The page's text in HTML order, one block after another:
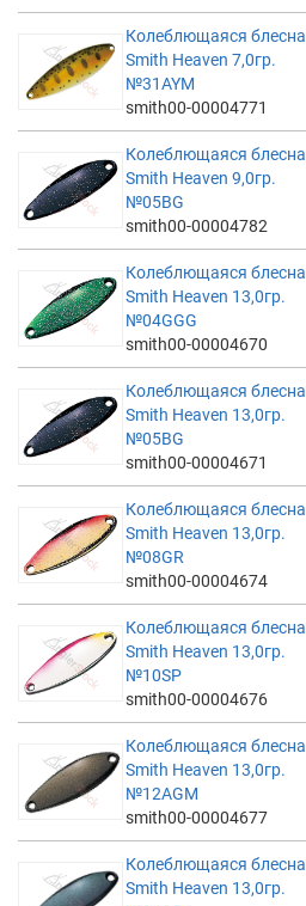
Колеблющаяся блесна
Smith Heaven 7,0гр.
№31AYM
smith00-00004771
Колеблющаяся блесна
Smith Heaven 9,0гр.
№05BG
smith00-00004782
Колеблющаяся блесна
Smith Heaven 13,0гр.
№04GGG
smith00-00004670
Колеблющаяся блесна
Smith Heaven 13,0гр.
№05BG
smith00-00004671
Колеблющаяся блесна
Smith Heaven 13,0гр.
№08GR
smith00-00004674
Колеблющаяся блесна
Smith Heaven 13,0гр.
№10SP
smith00-00004676
Колеблющаяся блесна
Smith Heaven 13,0гр.
№12AGM
smith00-00004677
Колеблющаяся блесна
Smith Heaven 13,0гр.